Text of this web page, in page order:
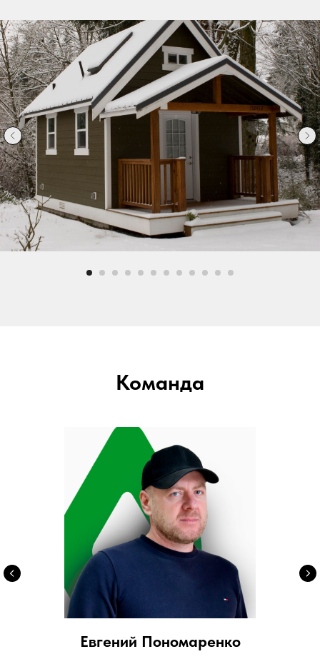
Команда
Евгений Пономаренко